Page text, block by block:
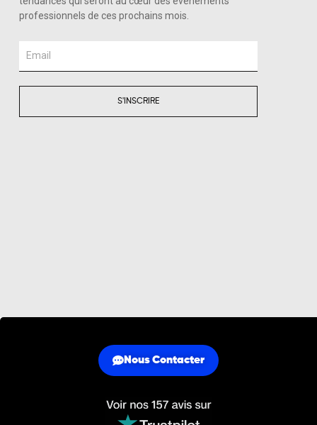
professionnels de ces prochains mois.
S'INSCRIRE
Nous Contacter